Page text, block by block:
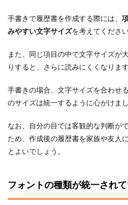
手書きで履歴書を作成する際には、
みやすい文字サイズを考えてください
また、同じ項目の中で文字サイズが
りすると、さらに読みにくくなります
手書きの場合、文字サイズを合わせ
のサイズは統一するように心がけまし
なお、
自分の目では客観的な判断が
ため、作成後の履歴書を家族や友人
とよいでしょう。
フォントの種類が統一され